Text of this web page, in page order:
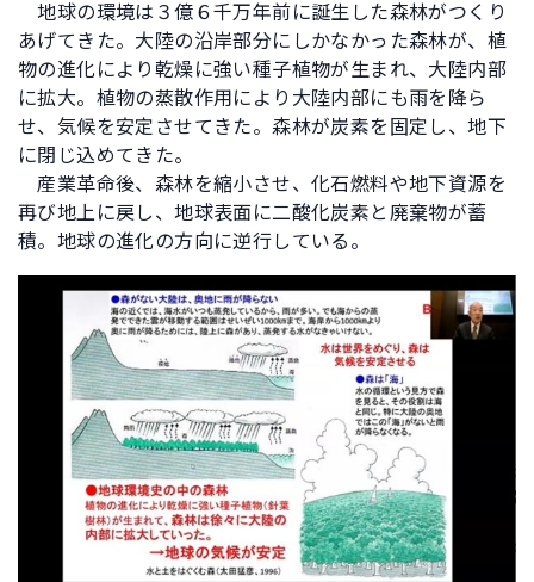
地球の環境は３億６千万年前に誕生した森林がつくり
あげてきた。大陸の沿岸部分にしかなかった森林が、植
物の進化により乾燥に強い種子植物が生まれ、大陸内部
に拡大。植物の蒸散作用により大陸内部にも雨を降ら
せ、気候を安定させてきた。森林が炭素を固定し、地下
に閉じ込めてきた。
産業革命後、森林を縮小させ、化石燃料や地下資源を
再び地上に戻し、地球表面に二酸化炭素と廃棄物が蓄
積。地球の進化の方向に逆行している。